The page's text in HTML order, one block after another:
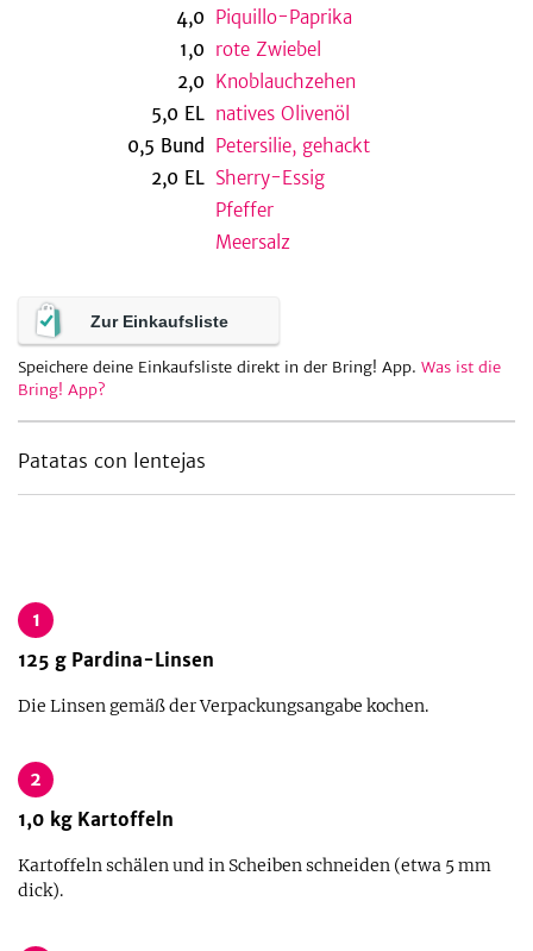
4,0 Piquillo-Paprika
1,0 rote Zwiebel
2,0 Knoblauchzehen
5,0 EL natives Olivenöl
0,5 Bund
Petersilie, gehackt
2,0 EL Sherry-Essig
Pfeffer
Meersalz
Zur Einkaufsliste
Speichere deine Einkaufsliste direkt in der Bring! App. Was ist die
Bring! App?
Patatas con lentejas
1
125 g Pardina-Linsen
Die Linsen gemäß der Verpackungsangabe kochen.
2
1,0 kg Kartoffeln
Kartoffeln schälen und in Scheiben schneiden (etwa 5 mm
dick).